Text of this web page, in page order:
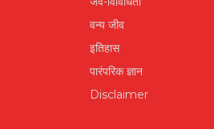
वन्य जीव
इतिहास
पारंपरिक ज्ञान
Disclaimer